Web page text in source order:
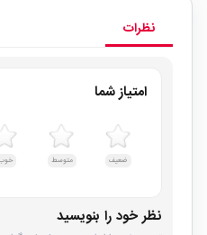
نظرات
امتیاز شما
ضعیف متوسط
نظر خود را بنویسید